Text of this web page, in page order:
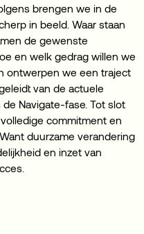
brengen we in de
in beeld. Waar staan
de gewenste
en welk gedrag willen we
ontwerpen we een traject
van de actuele
Navigate-fase. Tot slot
commitment en
duurzame verandering
en inzet van